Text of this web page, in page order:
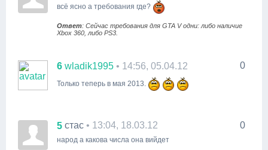
всё ясно а требования где?
Ответ: Сейчас требования для GTA V одни: либо наличие
Xbox 360, либо PS3.
0
6 wladik1995 • 14:56, 05.04.12
Только теперь в мая 2013.
0
5 стас • 13:04, 18.03.12
народ а какова числа она вийдет